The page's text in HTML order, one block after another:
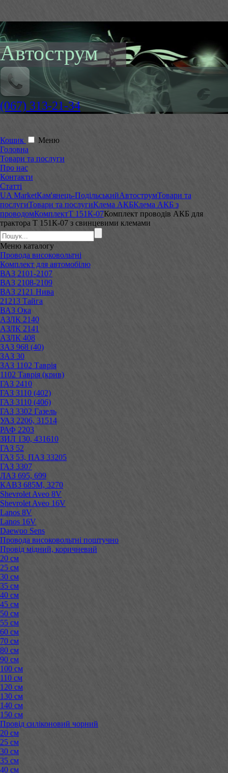
Автострум
(067) 313-21-34
Кошик
Меню
Головна
Товари та послуги
Про нас
Контакти
Статті
UA MarketКам'янець-ПодільськийАвтострумТовари та
послугиТовари та послугиКлема АКБКлема АКБ з
проводомКомплектТ 151К-07Комплект проводів АКБ для
трактора Т 151К-07 з свинцевими клемами
Меню каталогу
Провода високовольтні
Комплект для автомобілю
ВАЗ 2101-2107
ВАЗ 2108-2109
ВАЗ 2121 Нива
21213 Тайга
ВАЗ Ока
АЗЛК 2140
АЗЛК 2141
АЗЛК 408
ЗАЗ 968 (40)
ЗАЗ 30
ЗАЗ 1102 Таврія
1102 Таврія (крив)
ГАЗ 2410
ГАЗ 3110 (402)
ГАЗ 3110 (406)
ГАЗ 3302 Газель
УАЗ 2206, 31514
РАФ 2203
ЗИЛ 130, 431610
ГАЗ 52
ГАЗ 53, ПАЗ 33205
ГАЗ 3307
ЛАЗ 695, 699
КАВЗ 685М, 3270
Shevrolet Aveo 8V
Shevrolet Aveo 16V
Lanos 8V
Lanos 16V
Daewoo Sens
Провода високовольтні поштучно
Провід мідний, коричневий
20 см
25 см
30 см
35 см
40 см
45 см
50 см
55 см
60 см
70 см
80 см
90 см
100 см
110 см
120 см
130 см
140 см
150 см
Провід силіконовий чорний
20 см
25 см
30 см
35 см
40 см